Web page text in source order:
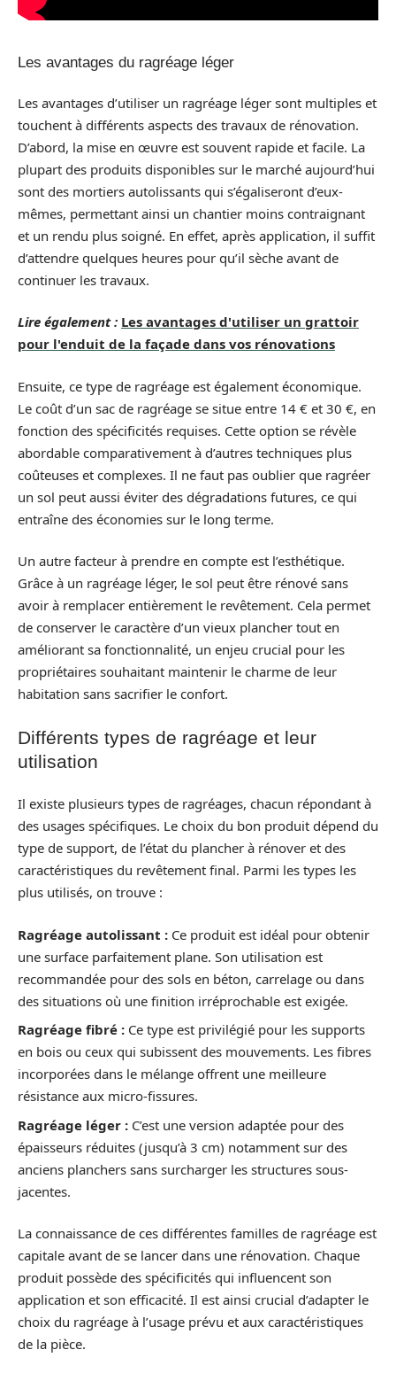
Les avantages du ragréage léger
Les avantages d’utiliser un ragréage léger sont multiples et
touchent à différents aspects des travaux de rénovation.
D’abord, la mise en œuvre est souvent rapide et facile. La
plupart des produits disponibles sur le marché aujourd’hui
sont des mortiers autolissants qui s’égaliseront d’eux-
mêmes, permettant ainsi un chantier moins contraignant
et un rendu plus soigné. En effet, après application, il suffit
d’attendre quelques heures pour qu’il sèche avant de
continuer les travaux.
Lire également : Les avantages d'utiliser un grattoir
pour l'enduit de la façade dans vos rénovations
Ensuite, ce type de ragréage est également économique.
Le coût d’un sac de ragréage se situe entre 14 € et 30 €, en
fonction des spécificités requises. Cette option se révèle
abordable comparativement à d’autres techniques plus
coûteuses et complexes. Il ne faut pas oublier que ragréer
un sol peut aussi éviter des dégradations futures, ce qui
entraîne des économies sur le long terme.
Un autre facteur à prendre en compte est l’esthétique.
Grâce à un ragréage léger, le sol peut être rénové sans
avoir à remplacer entièrement le revêtement. Cela permet
de conserver le caractère d’un vieux plancher tout en
améliorant sa fonctionnalité, un enjeu crucial pour les
propriétaires souhaitant maintenir le charme de leur
habitation sans sacrifier le confort.
Différents types de ragréage et leur
utilisation
Il existe plusieurs types de ragréages, chacun répondant à
des usages spécifiques. Le choix du bon produit dépend du
type de support, de l’état du plancher à rénover et des
caractéristiques du revêtement final. Parmi les types les
plus utilisés, on trouve :
Ragréage autolissant : Ce produit est idéal pour obtenir
une surface parfaitement plane. Son utilisation est
recommandée pour des sols en béton, carrelage ou dans
des situations où une finition irréprochable est exigée.
Ragréage fibré : Ce type est privilégié pour les supports
en bois ou ceux qui subissent des mouvements. Les fibres
incorporées dans le mélange offrent une meilleure
résistance aux micro-fissures.
Ragréage léger : C’est une version adaptée pour des
épaisseurs réduites (jusqu’à 3 cm) notamment sur des
anciens planchers sans surcharger les structures sous-
jacentes.
La connaissance de ces différentes familles de ragréage est
capitale avant de se lancer dans une rénovation. Chaque
produit possède des spécificités qui influencent son
application et son efficacité. Il est ainsi crucial d’adapter le
choix du ragréage à l’usage prévu et aux caractéristiques
de la pièce.